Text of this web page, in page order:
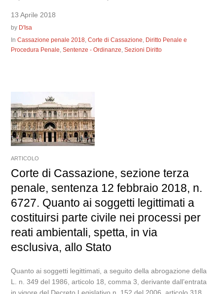
13 Aprile 2018
by D'Isa
InCassazione penale 2018,Corte di Cassazione, Diritto Penale e
Procedura Penale,Sentenze - Ordinanze,Sezioni Diritto
ARTICOLO
Corte di Cassazione, sezione terza
penale, sentenza 12 febbraio 2018, n.
6727. Quanto ai soggetti legittimati a
costituirsi parte civile nei processi per
reati ambientali, spetta, in via
esclusiva, allo Stato
Quanto ai soggetti legittimati, a seguito della abrogazione della
L. n. 349 del 1986, articolo 18, comma 3, derivante dall’entrata
in vigore del Decreto Legislativo n. 152 del 2006, articolo 318,